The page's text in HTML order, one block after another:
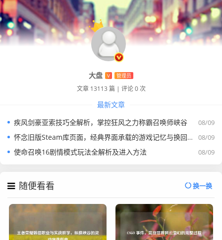
大盘 V 管理员
文章 13113 篇 | 评论 0 次
最新文章
08/09
疾风剑豪亚索技巧全解析，掌控狂风之力称霸召唤师峡谷
08/09
怀念旧版Steam库页面，经典界面承载的游戏记忆与换回旧版之举
08/09
使命召唤16剧情模式玩法全解析及进入方法
随便看看 换一换